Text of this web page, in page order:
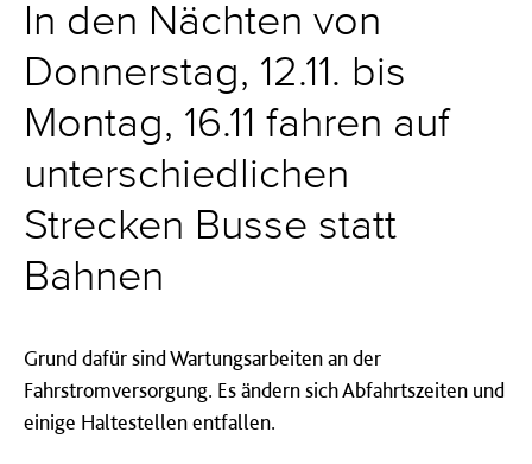
In den Nächten von
Donnerstag, 12.11. bis
Montag, 16.11 fahren auf
unterschiedlichen
Strecken Busse statt
Bahnen
Grund dafür sind Wartungsarbeiten an der
Fahrstromversorgung. Es ändern sich Abfahrtszeiten und
einige Haltestellen entfallen.